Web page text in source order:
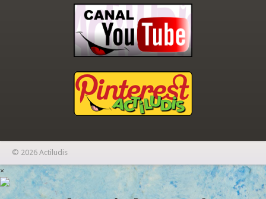
© 2026 Actiludis
×